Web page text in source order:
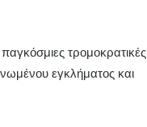
τρομοκρατικές
εγκλήματος και